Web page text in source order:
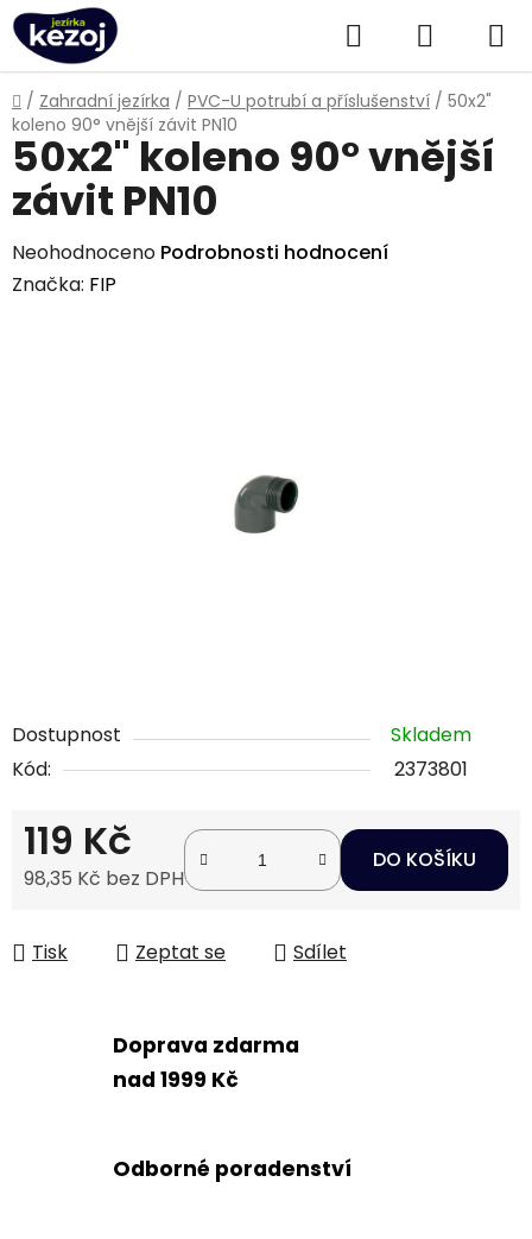
Přejít
na
obsah
Hledat
KOŠÍK
Domů
/ Zahradní jezírka / PVC-U potrubí a příslušenství / 50x2"
koleno 90° vnější závit PN10
Dostupnost
Skladem
Kód:
2373801
119 Kč
98,35 Kč bez DPH
DO KOŠÍKU
Tisk Zeptat se Sdílet
50x2" koleno 90° vnější
závit PN10
Průměrné
hodnocení
Neohodnoceno Podrobnosti hodnocení
Značka: FIP
Doprava zdarma
nad 1999 Kč
Odborné poradenství